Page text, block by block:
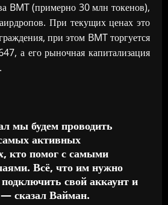
BMT (примерно 30 млн токенов),
При текущих ценах это
при этом BMT торгуется
а его рыночная капитализация
мы будем проводить
активных
кто помог с самыми
Всё, что им нужно
свой аккаунт и
— сказал Вайман.